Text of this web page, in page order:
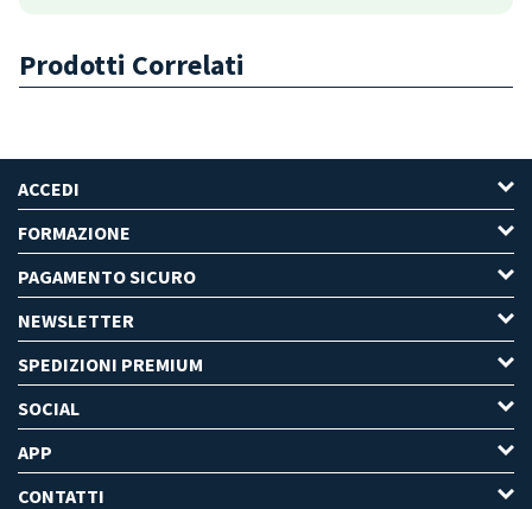
Prodotti Correlati
ACCEDI
FORMAZIONE
PAGAMENTO SICURO
NEWSLETTER
SPEDIZIONI PREMIUM
SOCIAL
APP
CONTATTI